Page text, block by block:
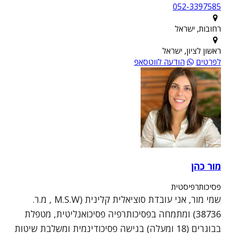
052-3397585
רחובות, ישראל
ראשון לציון, ישראל
לפרטים
הודעה לווטסאפ
מור כהן
פסיכותרפיסטית
שמי מור, אני עובדת סוציאלית קלינית (M.S.W , מ.ר.
38736) ומתמחה בפסיכותרפיה פסיכואנליטית, מטפלת
בבוגרים (18 ומעלה) בגישה פסיכודינמית ומשלבת שיטות